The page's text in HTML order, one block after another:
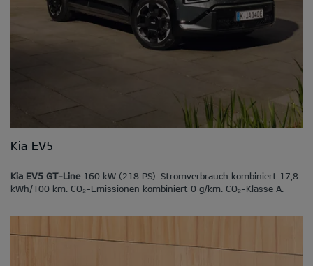
Kia EV5
Kia EV5 GT-Line 160 kW (218 PS): Stromverbrauch kombiniert 17,8
kWh/100 km. CO₂-Emissionen kombiniert 0 g/km. CO₂-Klasse A.